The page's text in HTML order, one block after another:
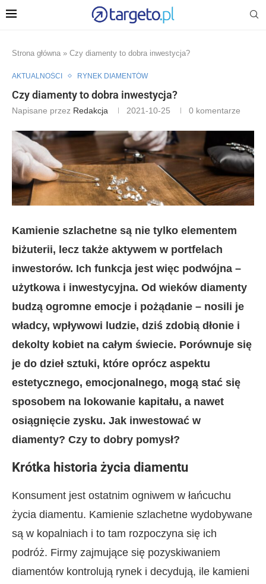
Strona główna » Czy diamenty to dobra inwestycja?
AKTUALNOŚCI RYNEK DIAMENTÓW
Czy diamenty to dobra inwestycja?
Napisane przez Redakcja 2021-10-25 0 komentarze
Kamienie szlachetne są nie tylko elementem
biżuterii, lecz także aktywem w portfelach
inwestorów. Ich funkcja jest więc podwójna –
użytkowa i inwestycyjna. Od wieków diamenty
budzą ogromne emocje i pożądanie – nosili je
władcy, wpływowi ludzie, dziś zdobią dłonie i
dekolty kobiet na całym świecie. Porównuje się
je do dzieł sztuki, które oprócz aspektu
estetycznego, emocjonalnego, mogą stać się
sposobem na lokowanie kapitału, a nawet
osiągnięcie zysku. Jak inwestować w
diamenty? Czy to dobry pomysł?
Krótka historia życia diamentu
Konsument jest ostatnim ogniwem w łańcuchu
życia diamentu. Kamienie szlachetne wydobywane
są w kopalniach i to tam rozpoczyna się ich
podróż. Firmy zajmujące się pozyskiwaniem
diamentów kontrolują rynek i decydują, ile kamieni